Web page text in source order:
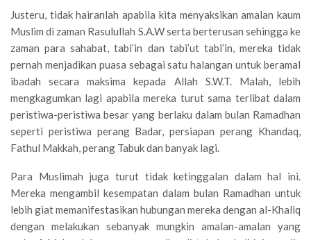
Justeru, tidak hairanlah apabila kita menyaksikan amalan kaum
Muslim di zaman Rasulullah S.A.W serta berterusan sehingga ke
zaman para sahabat, tabi’in dan tabi’ut tabi’in, mereka tidak
pernah menjadikan puasa sebagai satu halangan untuk beramal
ibadah secara maksima kepada Allah S.W.T. Malah, lebih
mengkagumkan lagi apabila mereka turut sama terlibat dalam
peristiwa-peristiwa besar yang berlaku dalam bulan Ramadhan
seperti peristiwa perang Badar, persiapan perang Khandaq,
Fathul Makkah, perang Tabuk dan banyak lagi.
Para Muslimah juga turut tidak ketinggalan dalam hal ini.
Mereka mengambil kesempatan dalam bulan Ramadhan untuk
lebih giat memanifestasikan hubungan mereka dengan al-Khaliq
dengan melakukan sebanyak mungkin amalan-amalan yang